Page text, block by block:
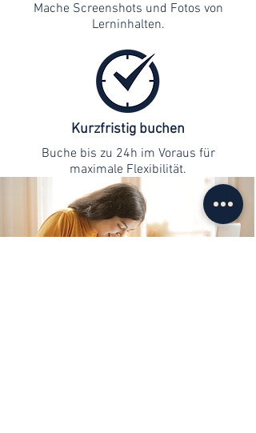
Mache Screenshots und Fotos von
Lerninhalten.
Kurzfristig buchen
Buche bis zu 24h im Voraus für
maximale Flexibilität.